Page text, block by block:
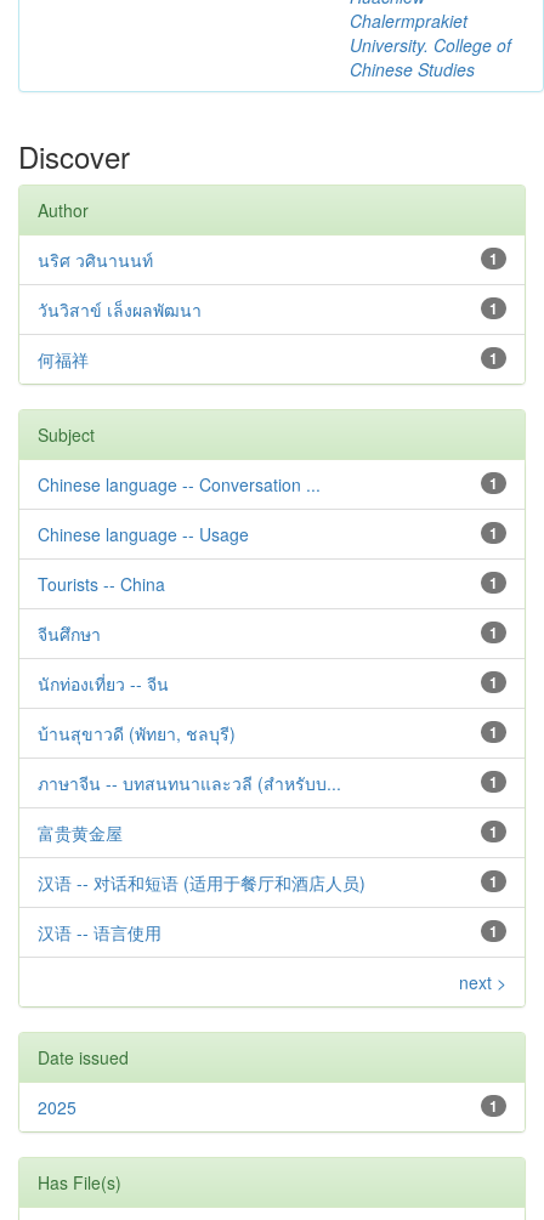
Chalermprakiet
University. College of
Chinese Studies
Discover
Author
1
นริศ วศินานนท์
1
วันวิสาข์ เล็งผลพัฒนา
1
何福祥
Subject
1
Chinese language -- Conversation ...
1
Chinese language -- Usage
1
Tourists -- China
1
จีนศึกษา
1
นักท่องเที่ยว -- จีน
1
บ้านสุขาวดี (พัทยา, ชลบุรี)
1
ภาษาจีน -- บทสนทนาและวลี (สำหรับบ...
1
富贵黄金屋
1
汉语 -- 对话和短语 (适用于餐厅和酒店人员)
1
汉语 -- 语言使用
next >
Date issued
1
2025
Has File(s)